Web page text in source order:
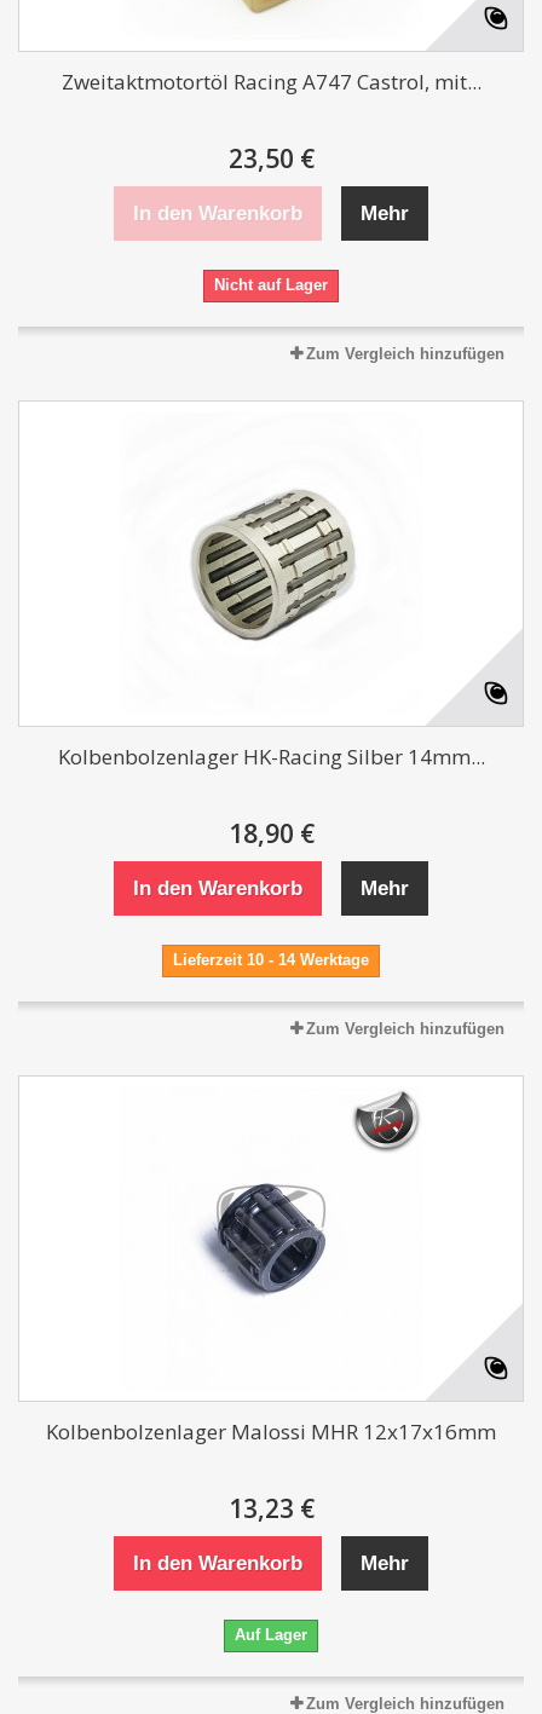
Zweitaktmotortöl Racing A747 Castrol, mit...
23,50 €
In den Warenkorb Mehr
Nicht auf Lager
Zum Vergleich hinzufügen
Kolbenbolzenlager HK-Racing Silber 14mm...
18,90 €
In den Warenkorb Mehr
Lieferzeit 10 - 14 Werktage
Zum Vergleich hinzufügen
Kolbenbolzenlager Malossi MHR 12x17x16mm
13,23 €
In den Warenkorb Mehr
Auf Lager
Zum Vergleich hinzufügen